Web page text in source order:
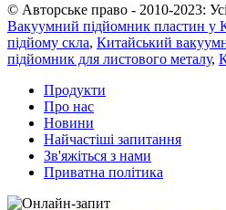
© Авторське право - 2010-2023:
Вакуумний підйомник пластин у
підйому скла, Китайський
підйомник для листового металу,
Продукти
Про нас
Новини
Найчастіші запитання
Зв'яжіться з нами
Приватна політика